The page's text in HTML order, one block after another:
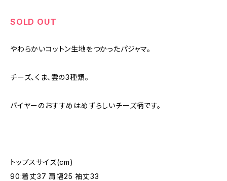
SOLD OUT
やわらかいコットン生地をつかったパジャマ。
チーズ、くま、雲の3種類。
バイヤーのおすすめはめずらしいチーズ柄です。
トップスサイズ(cm)
90:着丈37 肩幅25 袖丈33